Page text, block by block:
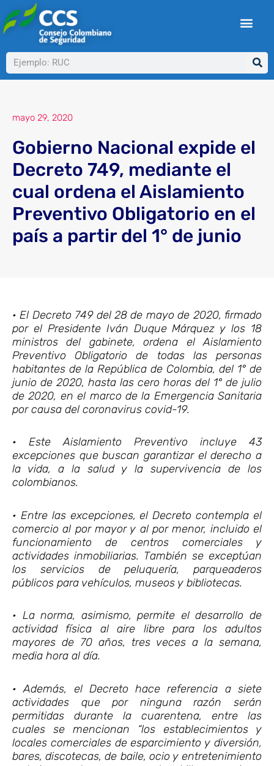
al
contenido
Buscar
mayo 29, 2020
Gobierno Nacional expide el
Decreto 749, mediante el
cual ordena el Aislamiento
Preventivo Obligatorio en el
país a partir del 1° de junio
• El Decreto 749 del 28 de mayo de 2020, firmado
por el Presidente Iván Duque Márquez y los 18
ministros del gabinete, ordena el Aislamiento
Preventivo Obligatorio de todas las personas
habitantes de la República de Colombia, del 1° de
junio de 2020, hasta las cero horas del 1° de julio
de 2020, en el marco de la Emergencia Sanitaria
por causa del coronavirus covid-19.
• Este Aislamiento Preventivo incluye 43
excepciones que buscan garantizar el derecho a
la vida, a la salud y la supervivencia de los
colombianos.
• Entre las excepciones, el Decreto contempla el
comercio al por mayor y al por menor, incluido el
funcionamiento de centros comerciales y
actividades inmobiliarias. También se exceptúan
los servicios de peluquería, parqueaderos
públicos para vehículos, museos y bibliotecas.
• La norma, asimismo, permite el desarrollo de
actividad física al aire libre para los adultos
mayores de 70 años, tres veces a la semana,
media hora al día.
• Además, el Decreto hace referencia a siete
actividades que por ninguna razón serán
permitidas durante la cuarentena, entre las
cuales se mencionan “los establecimientos y
locales comerciales de esparcimiento y diversión,
bares, discotecas, de baile, ocio y entretenimiento